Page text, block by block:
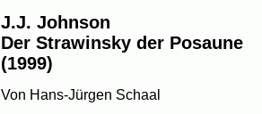
J.J. Johnson
Der Strawinsky der Posaune
(1999)
Von Hans-Jürgen Schaal